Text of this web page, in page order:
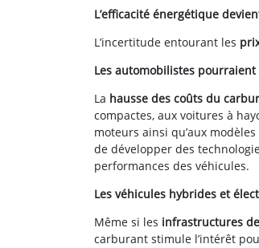
L’efficacité énergétique
L’incertitude entourant les
Les automobilistes
La hausse des coûts du
compactes, aux voitures à
moteurs ainsi qu’aux
de développer des
performances des véhicules.
Les véhicules hybrides et
Même si les infrastructures
carburant stimule l’intérêt